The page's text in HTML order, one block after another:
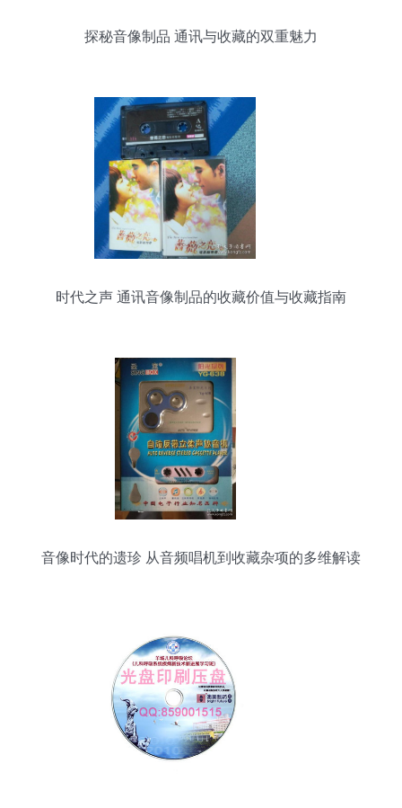
探秘音像制品 通讯与收藏的双重魅力
时代之声 通讯音像制品的收藏价值与收藏指南
音像时代的遗珍 从音频唱机到收藏杂项的多维解读